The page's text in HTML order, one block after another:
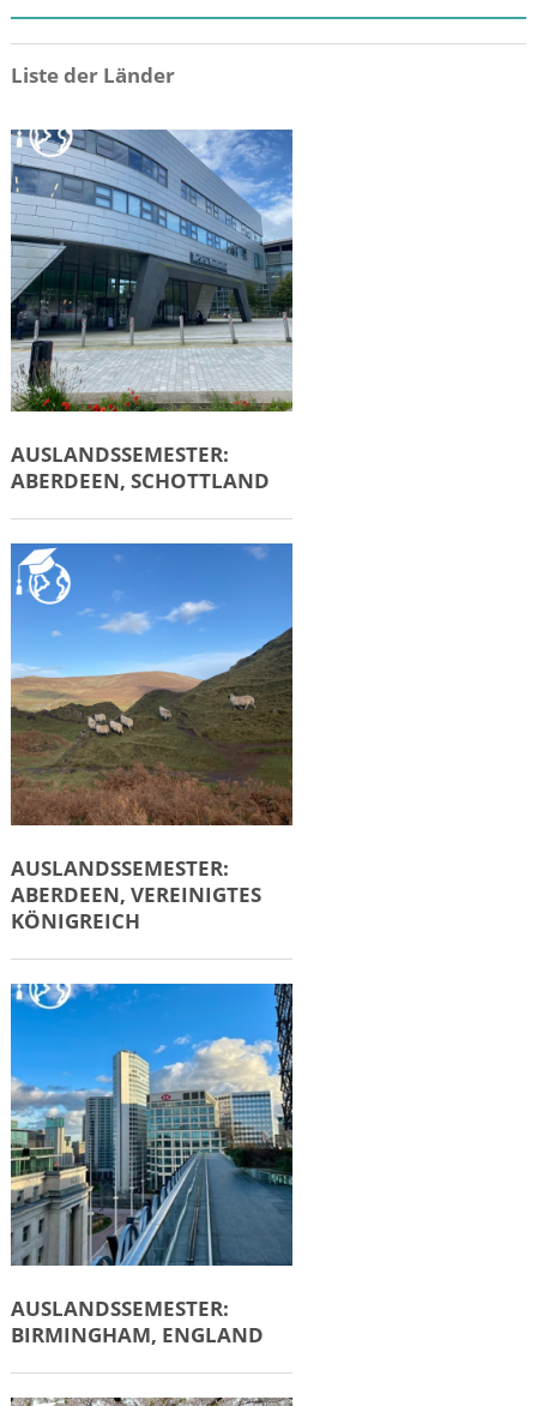
Liste der Länder
AUSLANDSSEMESTER:
ABERDEEN, SCHOTTLAND
AUSLANDSSEMESTER:
ABERDEEN, VEREINIGTES
KÖNIGREICH
AUSLANDSSEMESTER:
BIRMINGHAM, ENGLAND